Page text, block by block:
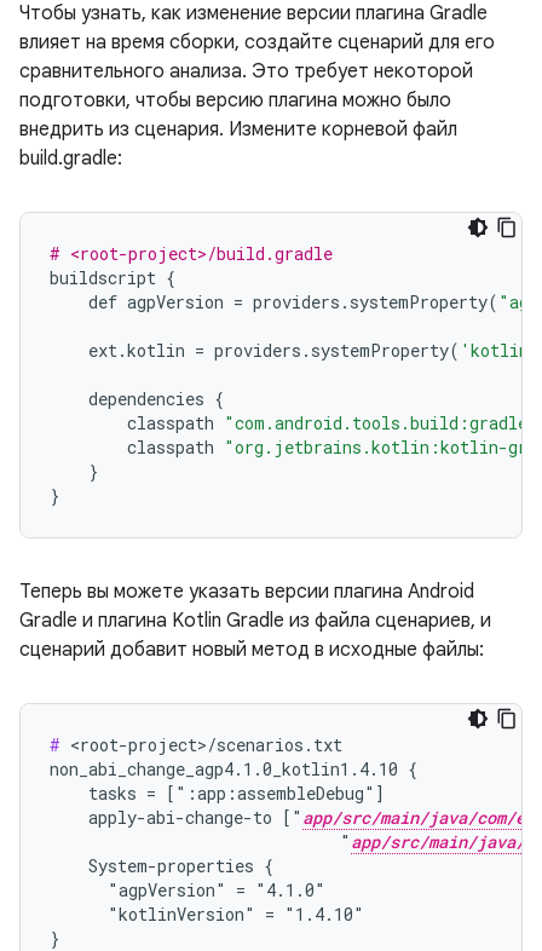
Чтобы узнать, как изменение версии плагина Gradle
влияет на время сборки, создайте сценарий для его
сравнительного анализа. Это требует некоторой
подготовки, чтобы версию плагина можно было
внедрить из сценария. Измените корневой файл
build.gradle:
# <root-project>/build.gradle
buildscript {
def agpVersion = providers . systemProperty(
ext.kotlin = providers . systemProperty(
dependencies {
classpath
classpath "org.jetbrains.kotlin:kotlin-
}
}
Теперь вы можете указать версии плагина Android
Gradle и плагина Kotlin Gradle из файла сценариев, и
сценарий добавит новый метод в исходные файлы:
# <root-project>/scenarios.txt
non_abi_change_agp4.1.0_kotlin1.4.10 {
    tasks = [":app:assembleDebug"]
    apply-abi-change-to ["
app/src/main/java/com/
                              "
app/src/main/java/
    System-properties {
      "agpVersion" = "4.1.0"
      "kotlinVersion" = "1.4.10"
}